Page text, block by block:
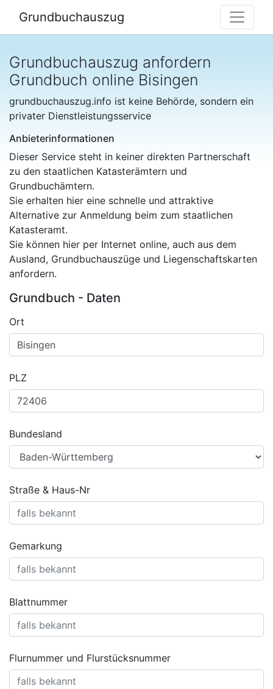
Grundbuchauszug
Grundbuchauszug anfordern
Grundbuch online Bisingen
grundbuchauszug.info ist keine Behörde, sondern ein
privater Dienstleistungsservice
Anbieterinformationen
Dieser Service steht in keiner direkten Partnerschaft
zu den staatlichen Katasterämtern und
Grundbuchämtern.
Sie erhalten hier eine schnelle und attraktive
Alternative zur Anmeldung beim zum staatlichen
Katasteramt.
Sie können hier per Internet online, auch aus dem
Ausland, Grundbuchauszüge und Liegenschaftskarten
anfordern.
Grundbuch - Daten
Ort
PLZ
Bundesland
Straße & Haus-Nr
Gemarkung
Blattnummer
Flurnummer und Flurstücksnummer